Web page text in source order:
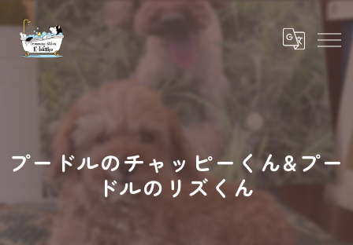
プードルのチャッピーくん&プー
ドルのリズくん